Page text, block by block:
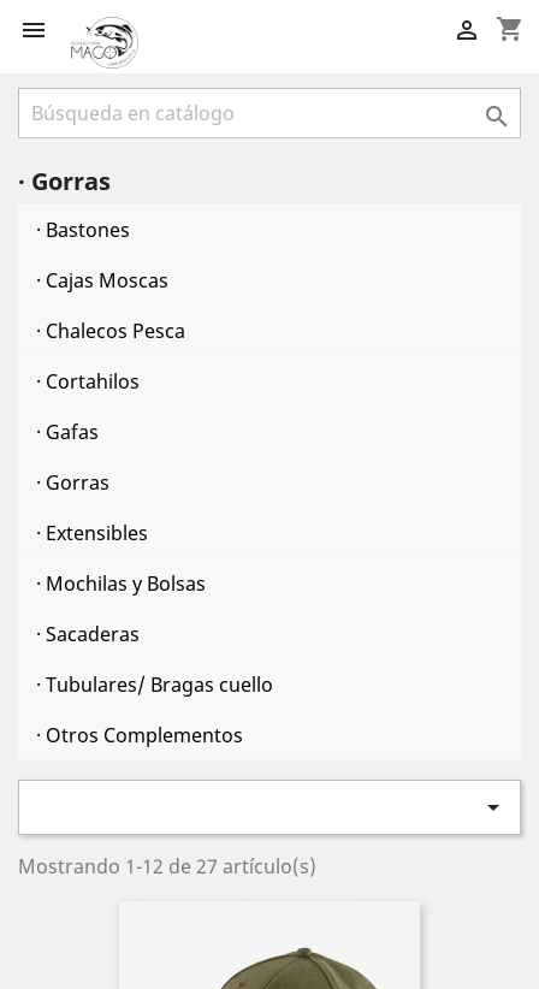
 shopping_cart


· Gorras
· Bastones
· Cajas Moscas
· Chalecos Pesca
· Cortahilos
· Gafas
· Gorras
· Extensibles
· Mochilas y Bolsas
· Sacaderas
· Tubulares/ Bragas cuello
· Otros Complementos

Mostrando 1-12 de 27 artículo(s)